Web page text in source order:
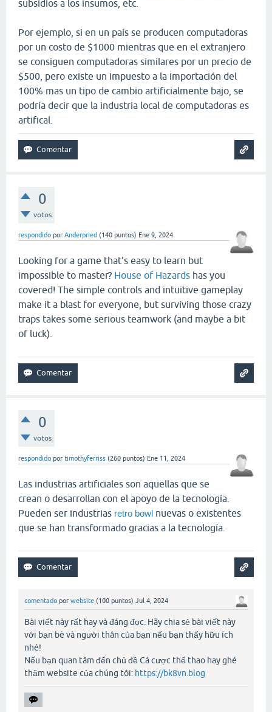
subsidios a los insumos, etc.
Por ejemplo, si en un país se producen computadoras
por un costo de $1000 mientras que en el extranjero
se consiguen computadoras similares por un precio de
$500, pero existe un impuesto a la importación del
100% mas un tipo de cambio artificialmente bajo, se
podría decir que la industria local de computadoras es
artifical.
0
votos
respondido por Anderpried (140 puntos) Ene 9, 2024
Looking for a game that's easy to learn but
impossible to master? House of Hazards has you
covered! The simple controls and intuitive gameplay
make it a blast for everyone, but surviving those crazy
traps takes some serious teamwork (and maybe a bit
of luck).
0
votos
respondido por timothyferriss (260 puntos) Ene 11, 2024
Las industrias artificiales son aquellas que se
crean o desarrollan con el apoyo de la tecnología.
Pueden ser industrias retro bowl nuevas o existentes
que se han transformado gracias a la tecnología.
comentado por website (100 puntos) Jul 4, 2024
Bài viết này rất hay và đáng đọc. Hãy chia sẻ bài viết này
với bạn bè và người thân của bạn nếu bạn thấy hữu ích
nhé!
Nếu bạn quan tâm đến chủ đề Cá cược thể thao hay ghé
thăm website của chúng tôi: https://bk8vn.blog